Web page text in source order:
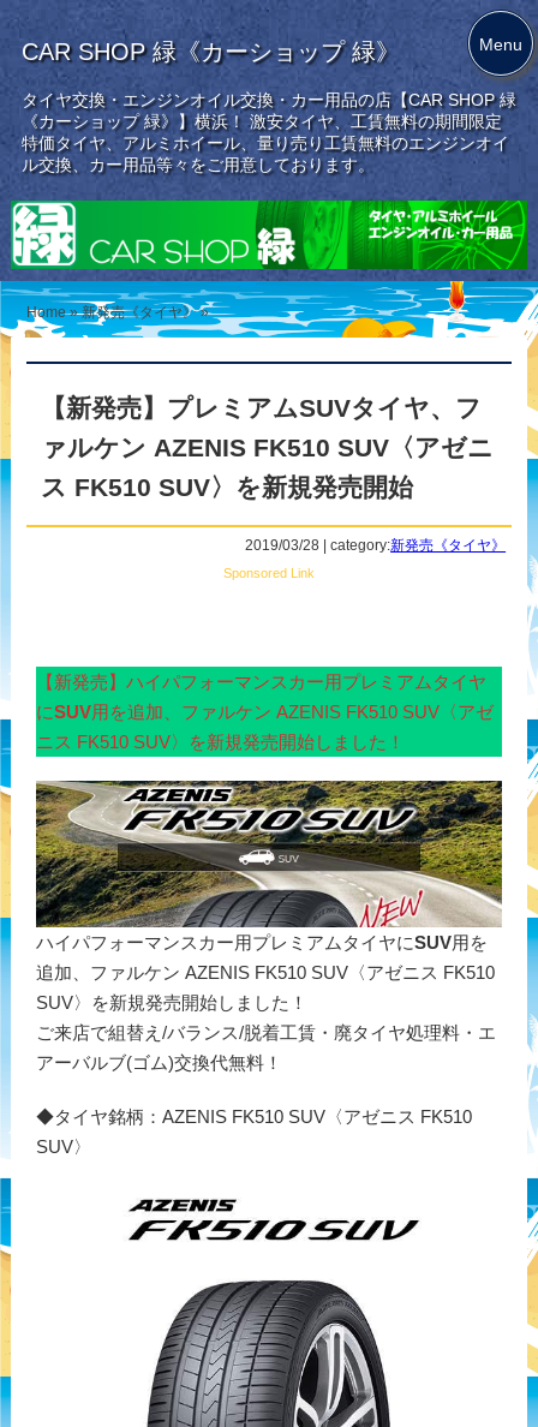
CAR SHOP 緑《カーショップ 緑》
タイヤ交換・エンジンオイル交換・カー用品の店【CAR SHOP 緑
《カーショップ 緑》】横浜！ 激安タイヤ、工賃無料の期間限定
特価タイヤ、アルミホイール、量り売り工賃無料のエンジンオイ
ル交換、カー用品等々をご用意しております。
Home »新発売《タイヤ》 »
【新発売】プレミアムSUVタイヤ、フ
ァルケン AZENIS FK510 SUV〈アゼニ
ス FK510 SUV〉を新規発売開始
2019/03/28 | category:新発売《タイヤ》
Sponsored Link
【新発売】ハイパフォーマンスカー用プレミアムタイヤ
にSUV用を追加、ファルケン AZENIS FK510 SUV〈アゼ
ニス FK510 SUV〉を新規発売開始しました！
ハイパフォーマンスカー用プレミアムタイヤにSUV用を
追加、ファルケン AZENIS FK510 SUV〈アゼニス FK510
SUV〉を新規発売開始しました！
ご来店で組替え/バランス/脱着工賃・廃タイヤ処理料・エ
アーバルブ(ゴム)交換代無料！
◆タイヤ銘柄：AZENIS FK510 SUV〈アゼニス FK510
SUV〉
Menu